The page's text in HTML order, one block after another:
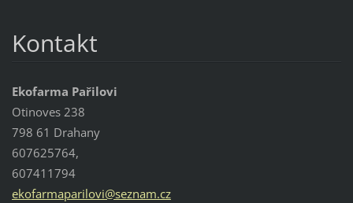
Kontakt
Ekofarma Pařilovi
Otinoves 238
798 61 Drahany
607625764,
607411794
ekofarmaparilovi@seznam.cz